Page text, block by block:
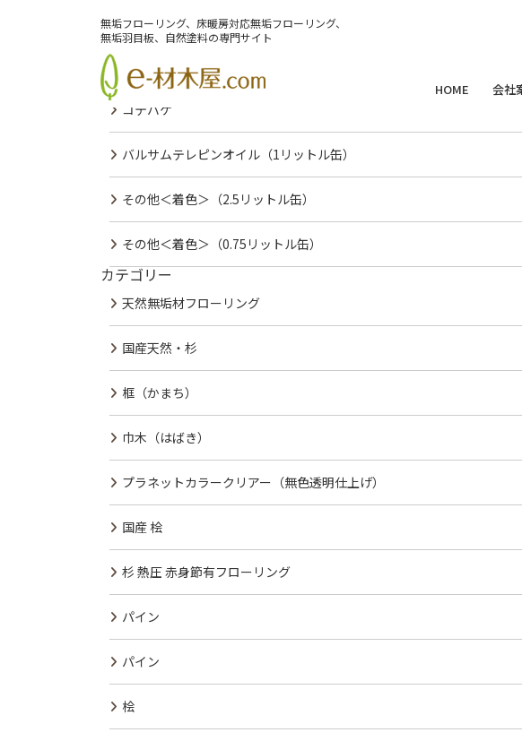
無垢フローリング、床暖房対応無垢フローリング、
無垢羽目板、自然塗料の専門サイト
HOME 会社
会社案内
材木屋か
サービス紹介
オーダー
施工事例
無垢材カタログ
NEXT
最近の投稿
コテバケスペアー
コテバケ
バルサムテレピンオイル（1リットル缶）
その他＜着色＞（2.5リットル缶）
その他＜着色＞（0.75リットル缶）
カテゴリー
天然無垢材フローリング
国産天然・杉
框（かまち）
巾木（はばき）
プラネットカラークリアー（無色透明仕上げ）
国産 桧
杉 熱圧 赤身節有フローリング
パイン
パイン
桧